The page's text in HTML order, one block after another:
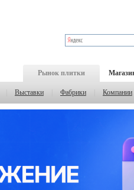
Рынок плитки
Выставки Фабрики Компании